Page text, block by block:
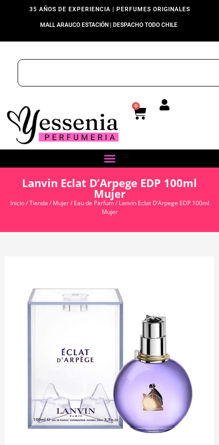
35 AÑOS DE EXPERIENCIA | PERFUMES ORIGINALES
MALL ARAUCO ESTACIÓN | DESPACHO TODO CHILE
0
Lanvin Eclat D’Arpege EDP 100ml
Mujer
Inicio/Tienda / Mujer/ Eau de Parfum/ Lanvin Eclat D’Arpege EDP 100ml
Mujer